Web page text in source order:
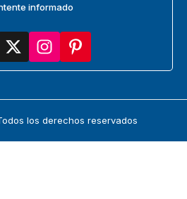
informado
los derechos reservados